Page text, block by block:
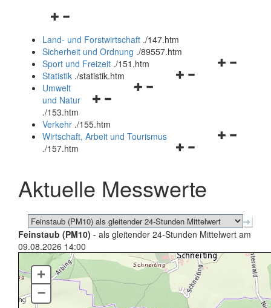
Navigationsmenü
und
schließen
Land- und Forstwirtschaft ./147.htm
Sicherheit und Ordnung ./89557.htm
Navigationsmenü
Sport und Freizeit ./151.htm
Navigationsmenü
Statistik ./statistik.htm
Navigationsmenü
und
schließen
Umwelt
und Natur
./153.htm
Verkehr ./155.htm
Navigationsmenü
schließen
Wirtschaft, Arbeit und Tourismus
./157.htm
Aktuelle Messwerte
Feinstaub (PM10) - als gleitender 24-Stunden Mittelwert am
09.08.2026 14:00
+
–